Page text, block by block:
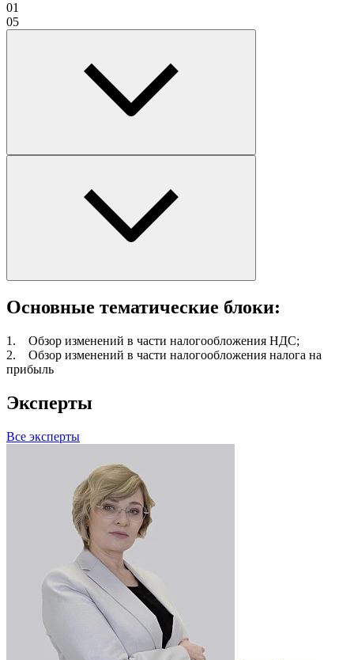
01
05
Основные тематические блоки:
1. Обзор изменений в части налогообложения НДС;
2. Обзор изменений в части налогообложения налога на
прибыль
Эксперты
Все эксперты